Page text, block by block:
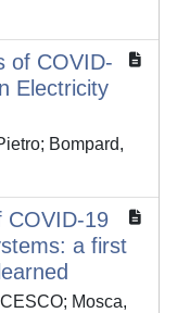
of COVID-
Electricity
Bompard,
COVID-19
a first
Mosca,